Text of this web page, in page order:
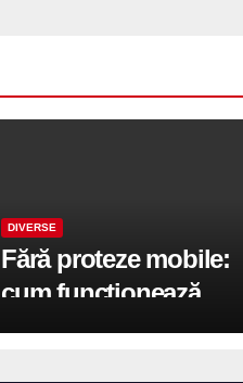
DIVERSE
Fără proteze mobile:
cum funcționează
reabilitarea completă